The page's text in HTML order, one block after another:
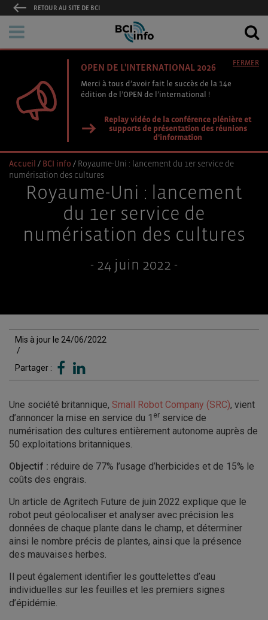
RETOUR AU SITE DE BCI
OPEN DE L'INTERNATIONAL 2026
Merci à tous d’avoir fait le succès de la 14e
édition de l’OPEN de l’international !
Replay vidéo de la conférence plénière et
supports de présentation des réunions
d'information
FERMER
Accueil / BCI info / Royaume-Uni : lancement du 1er service de
numérisation des cultures
Royaume-Uni : lancement
du 1er service de
numérisation des cultures
- 24 juin 2022 -
Mis à jour le 24/06/2022
/
Partager :
Une société britannique, Small Robot Company (SRC), vient
d’annoncer la mise en service du 1 er service de
numérisation des cultures entièrement autonome auprès de
50 exploitations britanniques.
Objectif : réduire de 77% l’usage d’herbicides et de 15% le
coûts des engrais.
Un article de Agritech Future de juin 2022 explique que le
robot peut géolocaliser et analyser avec précision les
données de chaque plante dans le champ, et déterminer
ainsi le nombre précis de plantes, ainsi que la présence
des mauvaises herbes.
Il peut également identifier les gouttelettes d’eau
individuelles sur les feuilles et les premiers signes
d’épidémie.